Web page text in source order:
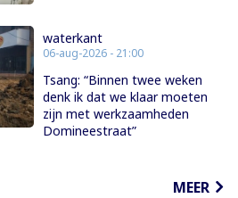
waterkant
06-aug-2026 - 21:00
Tsang: “Binnen twee weken
denk ik dat we klaar moeten
zijn met werkzaamheden
Domineestraat”
MEER